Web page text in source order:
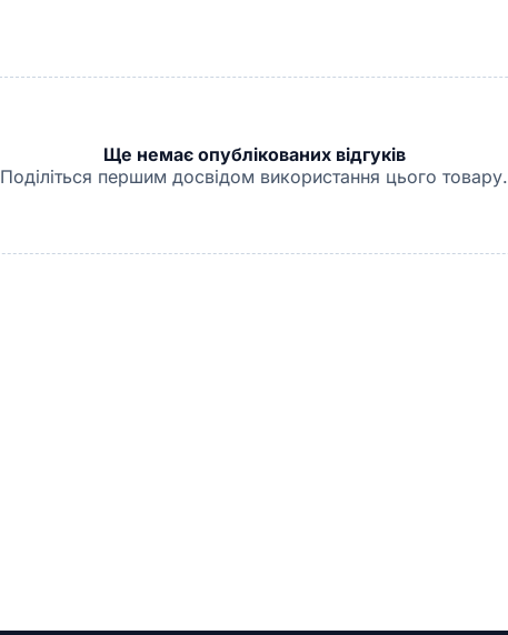
Ще немає опублікованих відгуків
Поділіться першим досвідом використання цього товару.